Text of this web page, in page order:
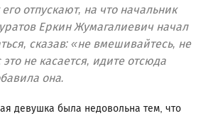
отпускают, на что начальник
Еркин Жумагалиевич начал
сказав: «не вмешивайтесь, не
не касается, идите отсюда
она.
девушка была недовольна тем, что